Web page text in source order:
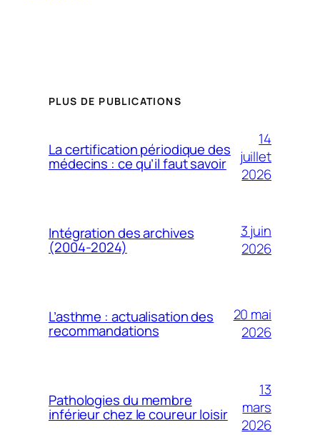
PLUS DE PUBLICATIONS
La certification périodique des
médecins : ce qu’il faut savoir
14
juillet
2026
Intégration des archives
(2004-2024)
3 juin
2026
L’asthme : actualisation des
recommandations
20 mai
2026
Pathologies du membre
inférieur chez le coureur loisir
13
mars
2026